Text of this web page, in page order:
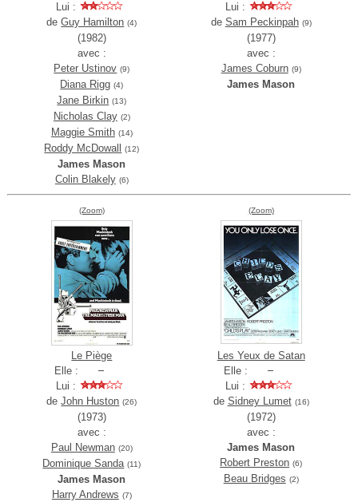
Lui :
deGuy Hamilton (4)
(1982)
avec :
Peter Ustinov (9)
Diana Rigg (4)
Jane Birkin (13)
Nicholas Clay (2)
Maggie Smith (14)
Roddy McDowall (12)
James Mason
Colin Blakely (6)
Lui :
de Sam Peckinpah (9)
(1977)
avec :
James Coburn (9)
James Mason
(Zoom)
Le Piège
Elle :
Lui :
deJohn Huston (26)
(1973)
avec :
Paul Newman (20)
Dominique Sanda (11)
James Mason
Harry Andrews (7)
(Zoom)
Les Yeux de Satan
Elle :
Lui :
de Sidney Lumet (16)
(1972)
avec :
James Mason
Robert Preston (6)
Beau Bridges (2)